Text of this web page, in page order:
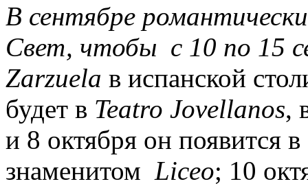
В сентябре
Свет, чтобы с 10 по 15
Zarzuela в испанской
будет в Teatro Jovellanos,
и 8 октября он появится
знаменитом Liceo; 10